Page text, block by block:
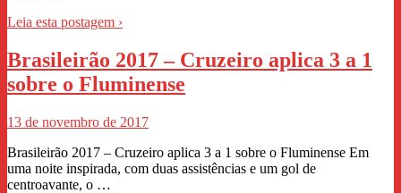
Leia esta postagem ›
Brasileirão 2017 – Cruzeiro aplica 3 a 1
sobre o Fluminense
13 de novembro de 2017
Brasileirão 2017 – Cruzeiro aplica 3 a 1 sobre o Fluminense Em
uma noite inspirada, com duas assistências e um gol de
centroavante, o …